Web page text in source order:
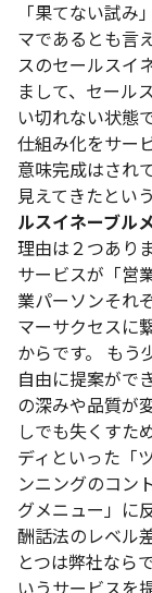
「果てない試
マであるとも言
スのセールスイ
まして、セール
い切れない状態で
仕組み化をサー
意味完成はされ
見えてきたとい
ルスイネーブル
理由は２つありま
サービスが「営
業パーソンそれ
マーサクセスに
からです。
もう
自由に提案がで
の深みや品質が
しでも失くすた
ディといった「
ンニングのコン
グメニュー」に
酬話法のレベル
とつは弊社なら